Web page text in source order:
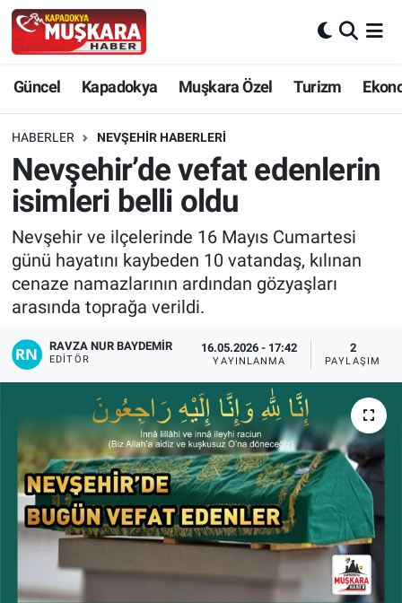
Güncel Kapadokya Muşkara Özel Turizm
HABERLER NEVŞEHIR HABERLERI
Nevşehir’de vefat edenlerin
isimleri belli oldu
Nevşehir ve ilçelerinde 16 Mayıs Cumartesi
günü hayatını kaybeden 10 vatandaş, kılınan
cenaze namazlarının ardından gözyaşları
arasında toprağa verildi.
RAVZA NUR BAYDEMIR
EDITÖR
16.05.2026 - 17:42
YAYINLANMA
2
PAYLAŞIM
Güncel
SEÇİM
Muşkara Özel
Ekonomi
Kapadokya
Turizm
Yaşam
VEFATLAR
Nevşehir Hava Durumu
Nevşehir Trafik Yoğunluk Haritası
Süper Lig Puan Durumu ve Fikstür
Tüm Manşetler
Son Dakika Haberleri
Haber Arşivi